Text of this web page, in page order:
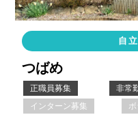
自
つばめ
正職員募集 非常
インターン募集